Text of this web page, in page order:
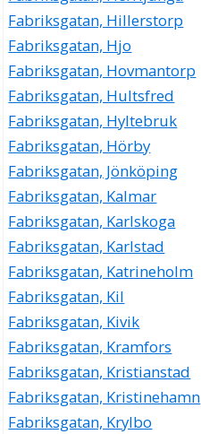
Fabriksgatan, Hillerstorp
Fabriksgatan, Hjo
Fabriksgatan, Hovmantorp
Fabriksgatan, Hultsfred
Fabriksgatan, Hyltebruk
Fabriksgatan, Hörby
Fabriksgatan, Jönköping
Fabriksgatan, Kalmar
Fabriksgatan, Karlskoga
Fabriksgatan, Karlstad
Fabriksgatan, Katrineholm
Fabriksgatan, Kil
Fabriksgatan, Kivik
Fabriksgatan, Kramfors
Fabriksgatan, Kristianstad
Fabriksgatan, Kristinehamn
Fabriksgatan, Krylbo